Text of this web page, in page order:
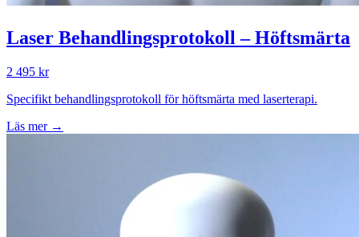
Laser Behandlingsprotokoll – Höftsmärta
2 495 kr
Specifikt behandlingsprotokoll för höftsmärta med laserterapi.
Läs mer →